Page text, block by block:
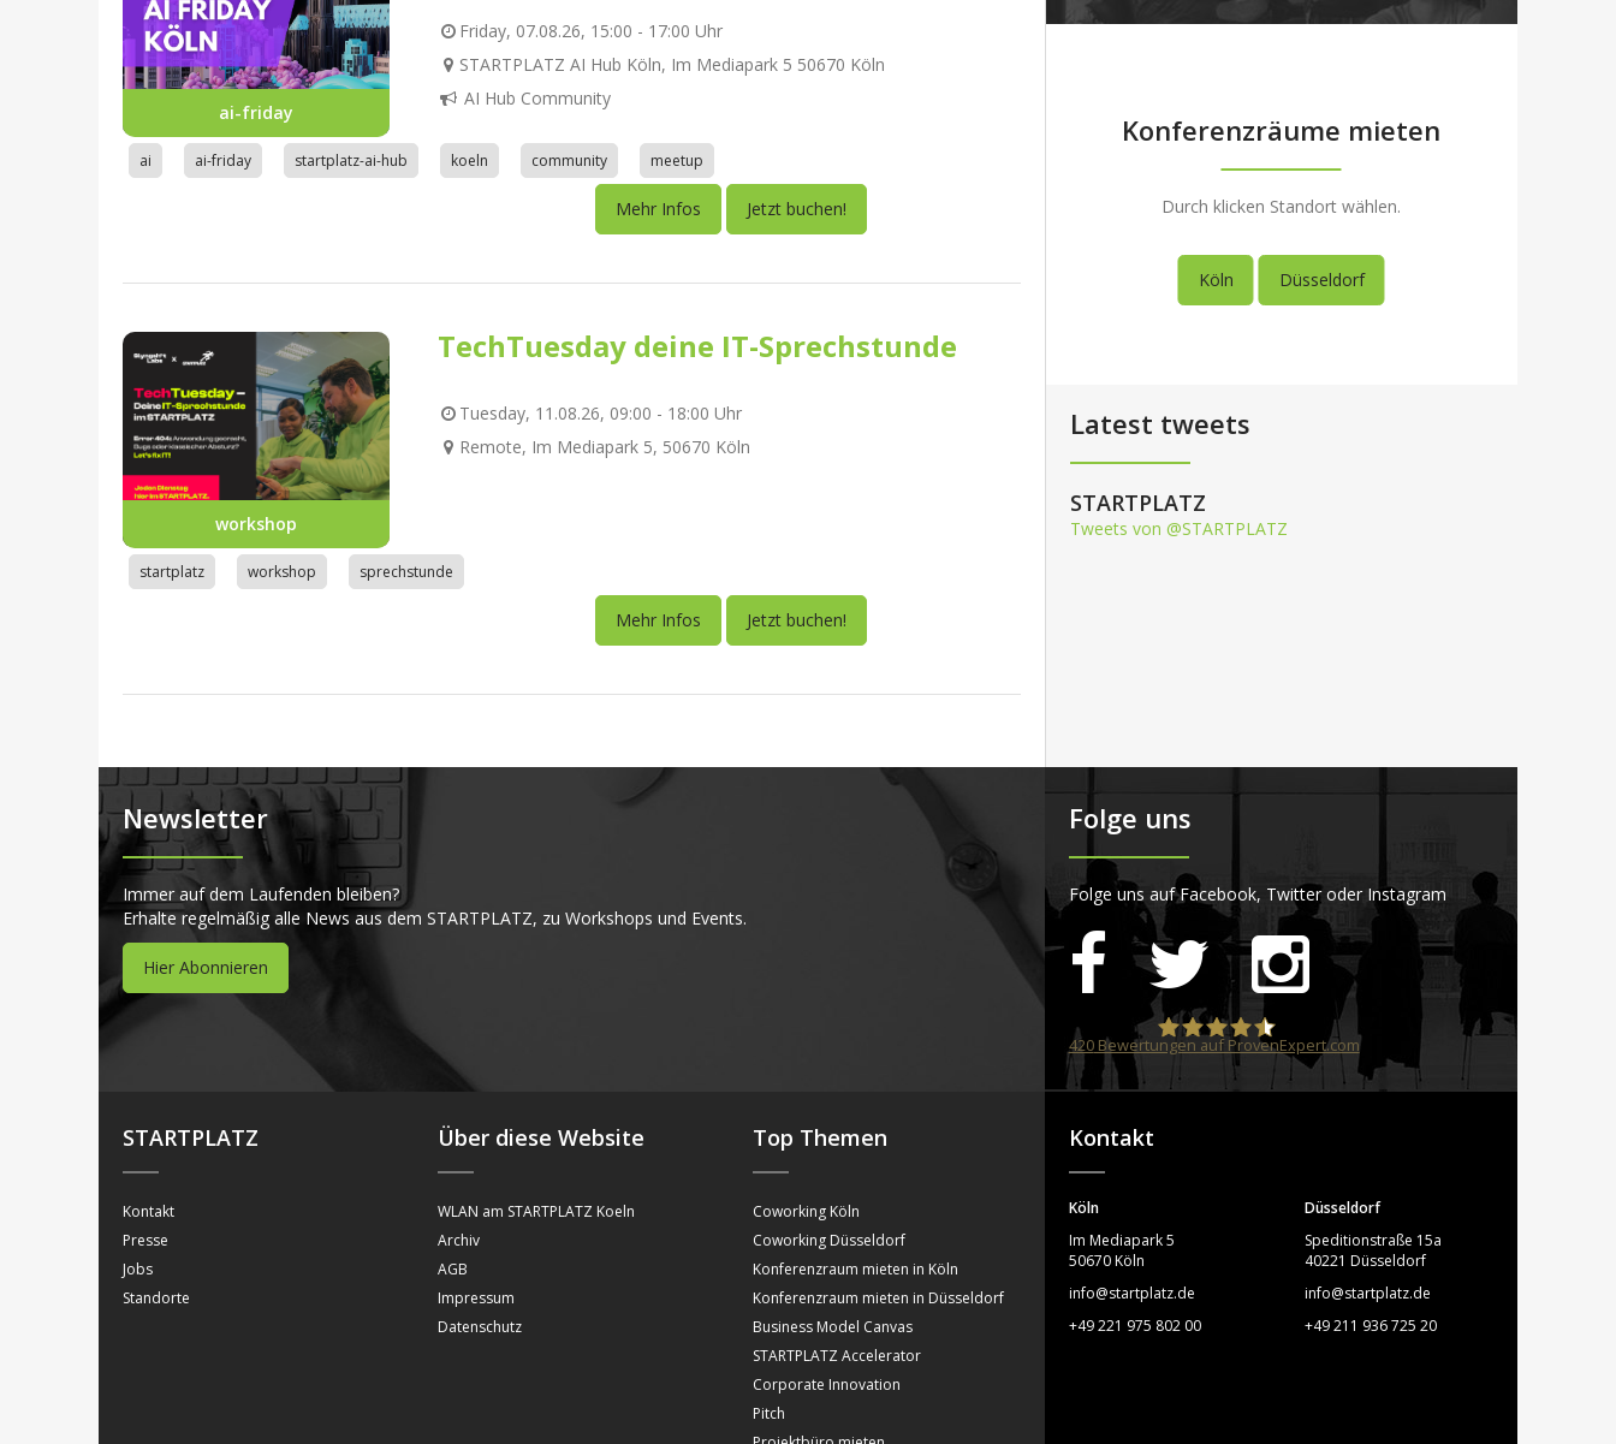
ai-friday
Friday, 07.08.26, 15:00 - 17:00 Uhr
STARTPLATZ AI Hub Köln, Im Mediapark 5 50670 Köln
AI Hub Community
ai ai-friday startplatz-ai-hub koeln community meetup
Mehr Infos Jetzt buchen!
workshop
TechTuesday deine IT-Sprechstunde
Tuesday, 11.08.26, 09:00 - 18:00 Uhr
Remote, Im Mediapark 5, 50670 Köln
startplatz workshop sprechstunde
Mehr Infos Jetzt buchen!
Konferenzräume mieten
Durch klicken Standort wählen.
Köln Düsseldorf
Latest tweets
STARTPLATZ
Tweets von @STARTPLATZ
Newsletter
Immer auf dem Laufenden bleiben?
Erhalte regelmäßig alle News aus dem STARTPLATZ, zu Workshops und Events.
Hier Abonnieren
Folge uns
Folge uns auf Facebook, Twitter oder Instagram
STARTPLATZ
420Bewertungen auf ProvenExpert.com
STARTPLATZ
Kontakt
Presse
Jobs
Standorte
Über diese Website
WLAN am STARTPLATZ Koeln
Archiv
AGB
Impressum
Datenschutz
Top Themen
Coworking Köln
Coworking Düsseldorf
Konferenzraum mieten in Köln
Konferenzraum mieten in Düsseldorf
Business Model Canvas
STARTPLATZ Accelerator
Corporate Innovation
Pitch
Kontakt
Köln
Im Mediapark 5
50670 Köln
info@startplatz.de
+49 221 975 802 00
Düsseldorf
Speditionstraße 15a
40221 Düsseldorf
info@startplatz.de
+49 211 936 725 20